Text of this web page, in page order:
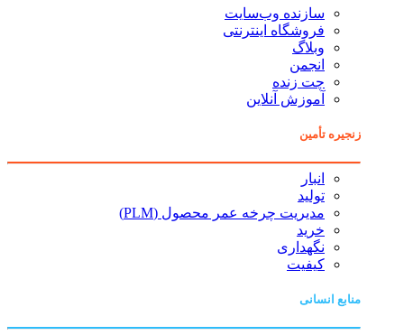
سازنده وب‌سایت
فروشگاه اینترنتی
وبلاگ
انجمن
چت زنده
آموزش آنلاین
زنجیره تأمین
انبار
تولید
مدیریت چرخه عمر محصول (PLM)
خرید
نگهداری
کیفیت
منابع انسانی